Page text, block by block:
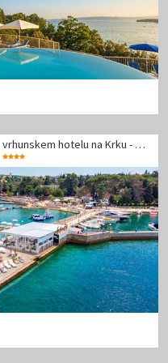
Hotel Malin - Poletje v vrhunskem hotelu na Krku - Družinska soba